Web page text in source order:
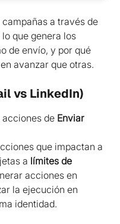
a través de
lo que genera los
de envío, y por qué
avanzar que otras.
vs LinkedIn)
de Enviar
que impactan a
a límites de
acciones en
la ejecución en
identidad.